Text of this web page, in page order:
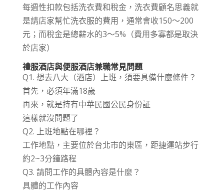
每週性扣款包括洗衣費和稅金，洗衣費顧名思義就
是請店家幫忙洗衣服的費用，通常會收150～200
元；而稅金是總薪水的3～5%（費用多寡都是取決
於店家）
禮服酒店與便服酒店兼職常見問題
Q1. 想去八大（酒店）上班，須要具備什麼條件？
首先，必須年滿18歲
再來，就是持有中華民國公民身份証
這樣就沒問題了
Q2. 上班地點在哪裡？
工作地點，主要位於台北市的東區，距捷運站步行
約2~3分鐘路程
Q3. 請問工作的具體內容是什麼？
具體的工作內容